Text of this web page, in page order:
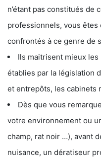
n’étant pas constitués de
professionnels, vous
confrontés à ce genre de
Ils maitrisent mieux les
établies par la législation
et entrepôts, les cabinets
Dès que vous
votre environnement ou
champ, rat noir …), avant
nuisance, un dératiseur